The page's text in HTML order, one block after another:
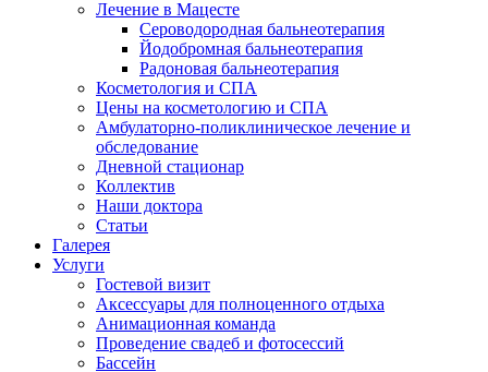
Лечение в Мацесте
Сероводородная бальнеотерапия
Йодобромная бальнеотерапия
Радоновая бальнеотерапия
Косметология и СПА
Цены на косметологию и СПА
Амбулаторно-поликлиническое лечение и
обследование
Дневной стационар
Коллектив
Наши доктора
Статьи
Галерея
Услуги
Гостевой визит
Аксессуары для полноценного отдыха
Анимационная команда
Проведение свадеб и фотосессий
Бассейн